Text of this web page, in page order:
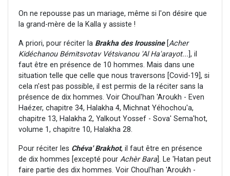
On ne repousse pas un mariage, même si l'on désire que
la grand-mère de la Kalla y assiste !
A priori, pour réciter la Brakha des Iroussine[ Acher
Kidéchanou Bémitsvotav Vétsivanou 'Al Ha'arayot... ], il
faut être en présence de 10 hommes. Mais dans une
situation telle que celle que nous traversons [Covid-19], si
cela n'est pas possible, il est permis de la réciter sans la
présence de dix hommes. Voir Choul'han 'Aroukh - Even
Haézer, chapitre 34, Halakha 4, Michnat Yéhochou'a,
chapitre 13, Halakha 2, Yalkout Yossef - Sova' Sema'hot,
volume 1, chapitre 10, Halakha 28.
Pour réciter les Chéva' Brakhot, il faut être en présence
de dix hommes [excepté pour Achèr Bara]. Le 'Hatan peut
faire partie des dix hommes. Voir Choul'han 'Aroukh -